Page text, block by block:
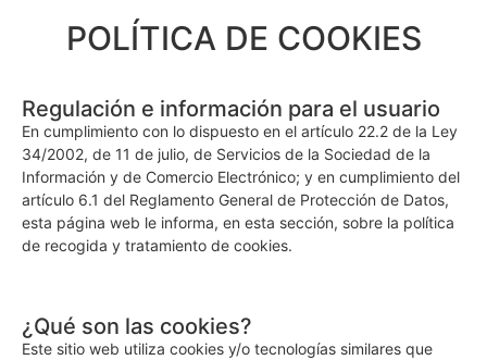
POLÍTICA DE COOKIES
Regulación e información para el usuario
En cumplimiento con lo dispuesto en el artículo 22.2 de la Ley
34/2002, de 11 de julio, de Servicios de la Sociedad de la
Información y de Comercio Electrónico; y en cumplimiento del
artículo 6.1 del Reglamento General de Protección de Datos,
esta página web le informa, en esta sección, sobre la política
de recogida y tratamiento de cookies.
¿Qué son las cookies?
Este sitio web utiliza cookies y/o tecnologías similares que